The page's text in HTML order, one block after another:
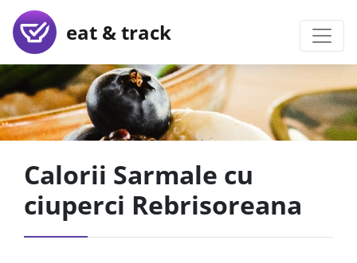
eat & track
Calorii Sarmale cu
ciuperci Rebrisoreana